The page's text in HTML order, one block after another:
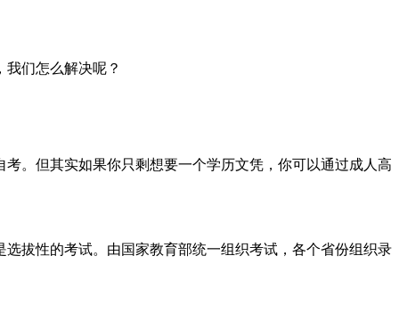
我们怎么解决呢？
。但其实如果你只剩想要一个学历文凭，你可以通过成人高
拔性的考试。由国家教育部统一组织考试，各个省份组织录